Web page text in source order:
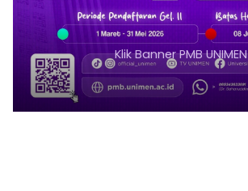
Klik Banner PMB UNIMEN